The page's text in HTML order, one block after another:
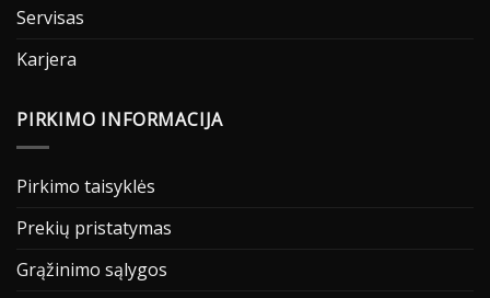
Servisas
Karjera
PIRKIMO INFORMACIJA
Pirkimo taisyklės
Prekių pristatymas
Grąžinimo sąlygos